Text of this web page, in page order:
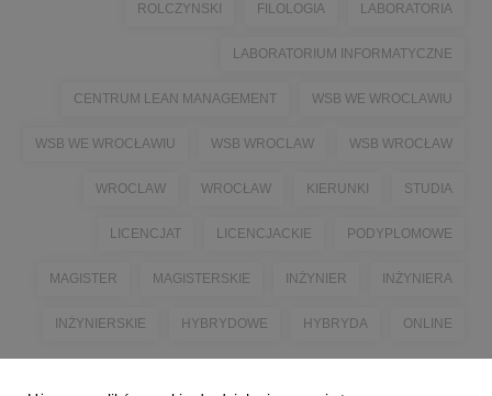
ROLCZYNSKI FILOLOGIA LABORATORIA
LABORATORIUM INFORMATYCZNE
CENTRUM LEAN MANAGEMENT WSB WE WROCLAWIU
WSB WE WROCŁAWIU WSB WROCLAW WSB WROCŁAW
WROCLAW WROCŁAW KIERUNKI STUDIA
LICENCJAT LICENCJACKIE PODYPLOMOWE
MAGISTER MAGISTERSKIE INŻYNIER INŻYNIERA
INŻYNIERSKIE HYBRYDOWE HYBRYDA ONLINE